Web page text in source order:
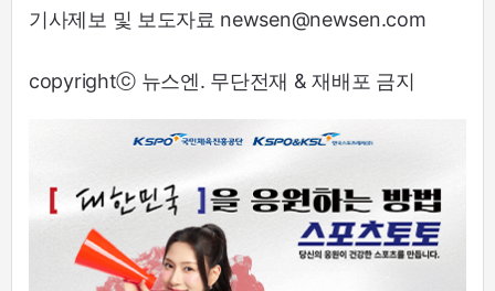
기사제보 및 보도자료 newsen@newsen.com
copyrightⓒ 뉴스엔. 무단전재 & 재배포 금지